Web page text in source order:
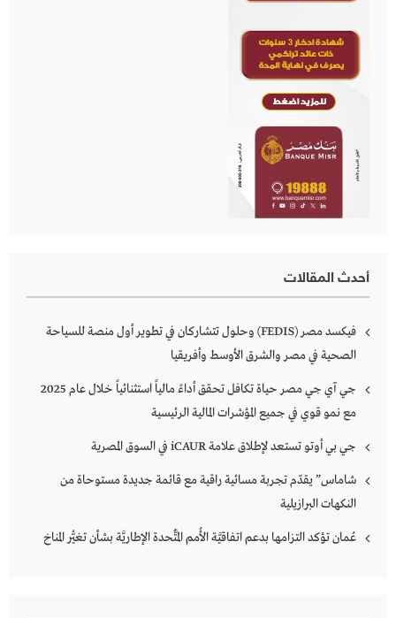
أحدث المقالات
فيكسد مصر (FEDIS) وحلول تتشاركان في تطوير أول منصة للسياحة
الصحية في مصر والشرق الأوسط وأفريقيا
جي آي جي مصر حياة تكافل تحقق أداءً مالياً استثنائياً خلال عام 2025
مع نمو قوي في جميع المؤشرات المالية الرئيسية
جي بي أوتو تستعد لإطلاق علامة iCAUR في السوق المصرية
شاماس” يقدّم تجربة مسائية راقية مع قائمة جديدة مستوحاة من
النكهات البرازيلية
عُمان تؤكد التزامها بدعم اتفاقيَّة الأُمم المُتَّحدة الإطاريَّة بشأن تغيُّر المناخ